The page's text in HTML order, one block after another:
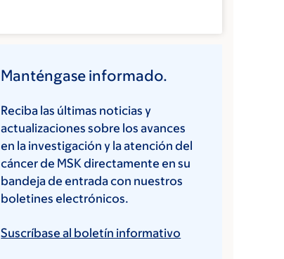
Manténgase informado.
Reciba las últimas noticias y
actualizaciones sobre los avances
en la investigación y la atención del
cáncer de MSK directamente en su
bandeja de entrada con nuestros
boletines electrónicos.
Suscríbase al boletín informativo